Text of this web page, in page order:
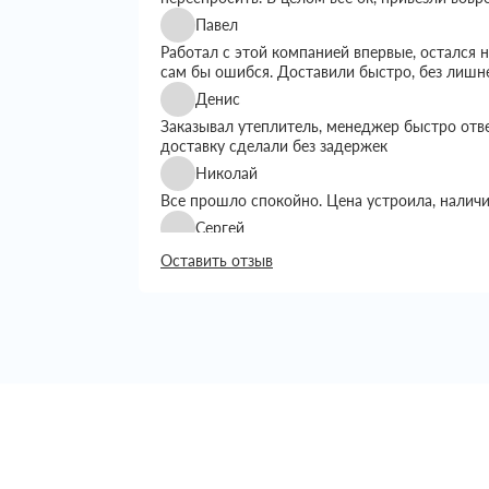
Павел
Работал с этой компанией впервые,
сам бы ошибся. Доставили быстро, без
Денис
Заказывал утеплитель, менеджер быстро
доставку сделали без задержек
Николай
Все прошло спокойно. Цена устроила,
Сергей
Искал утеплитель подешевле, тут
выбором. Доставку сделали вовремя, все
возникло, все как обговаривали. В целом
Оставить отзыв